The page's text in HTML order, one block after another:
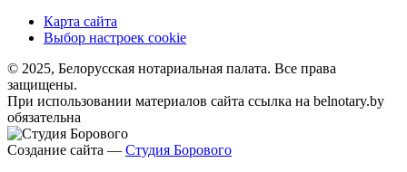
Карта сайта
Выбор настроек cookie
© 2025, Белорусская нотариальная палата. Все права
защищены.
При использовании материалов сайта ссылка на belnotary.by
обязательна
Создание сайта — Студия Борового